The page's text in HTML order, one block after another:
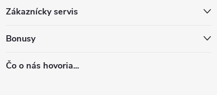
Zákaznícky servis
Bonusy
Čo o nás hovoria...